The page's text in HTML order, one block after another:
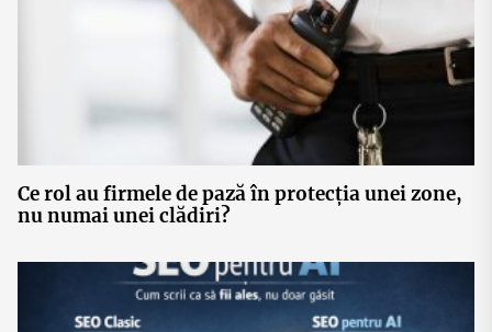
Ce rol au firmele de pază în protecția unei zone,
nu numai unei clădiri?